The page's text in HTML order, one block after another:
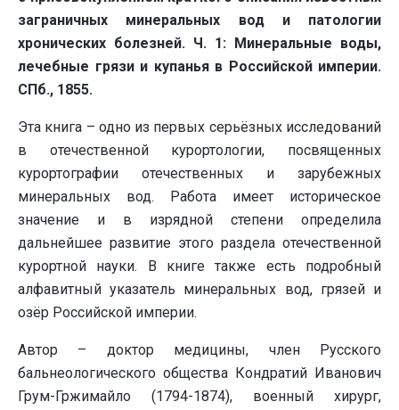
заграничных минеральных вод и патологии
хронических болезней. Ч. 1: Минеральные воды,
лечебные грязи и купанья в Российской империи.
СПб., 1855.
Эта книга – одно из первых серьёзных исследований
в отечественной курортологии, посвященных
курортографии отечественных и зарубежных
минеральных вод. Работа имеет историческое
значение и в изрядной степени определила
дальнейшее развитие этого раздела отечественной
курортной науки. В книге также есть подробный
алфавитный указатель минеральных вод, грязей и
озёр Российской империи.
Автор – доктор медицины, член Русского
бальнеологического общества Кондратий Иванович
Грум-Гржимайло (1794-1874), военный хирург,